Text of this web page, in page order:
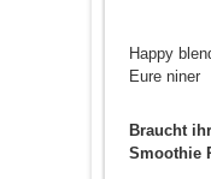
Happy
Eure niner
Braucht
Smoothie